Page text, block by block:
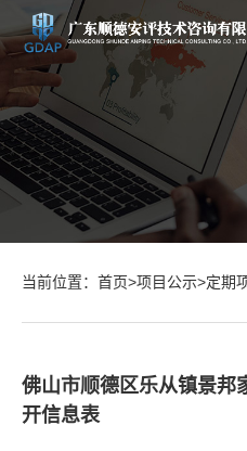
当前位置： 首页>项目公示>定期
佛山市顺德区乐从镇景邦
开信息表